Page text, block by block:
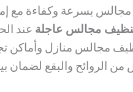
بسرعة وكفاءة مع
مجالس عاجلة عند
مجالس منازل وأماكن
الروائح والبقع لضمان